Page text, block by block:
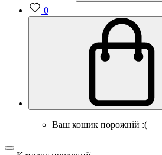
0
Ваш кошик порожній :(